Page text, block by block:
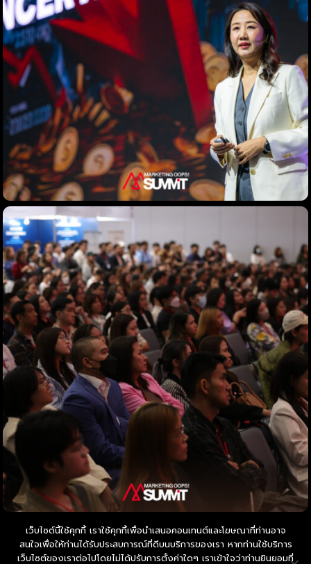
© Copyright 2026 by Oops Network Co.,Ltd.
เว็บไซต์นี้ใช้คุกกี้ เราใช้คุกกี้เพื่อนำเสนอคอนเทนต์และโฆษณาที่ท่านอาจ
สนใจเพื่อให้ท่านได้รับประสบการณ์ที่ดีบนบริการของเรา หากท่านใช้บริการ
เว็บไซต์ของเราต่อไปโดยไม่ได้ปรับการตั้งค่าใดๆ เราเข้าใจว่าท่านยินยอมที่